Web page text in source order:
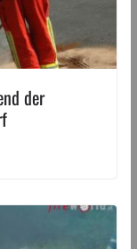
der